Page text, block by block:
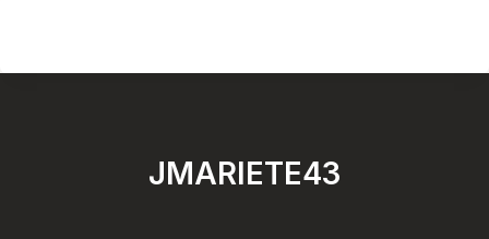
JMARIETE43